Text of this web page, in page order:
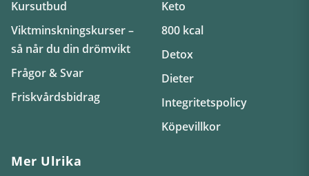
Kursutbud
Viktminskningskurser –
så når du din drömvikt
Frågor & Svar
Friskvårdsbidrag
Keto
800 kcal
Detox
Dieter
Integritetspolicy
Köpevillkor
Mer Ulrika